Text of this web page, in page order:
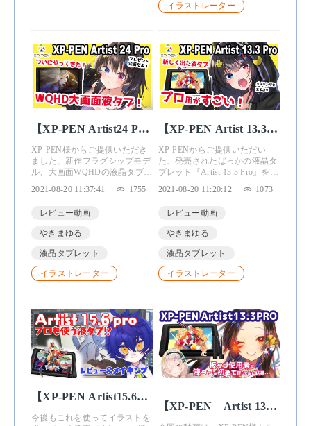
イラストレーター
【XP-PEN Artist24 Pro
レビュー】WQHD大画
面なのに安い液タブが
やってきた！！【プレ
ゼント企画】【イラス
トメイキング付き】
XP-PEN様からご提供いただき
ました、新作フラグシップモデ
ル、大画面WQHDの液晶タブレ
します！
2021-08-20 11:37:41 1755
レビュー動画
やきまゆる
液晶タブレット
イラストレーター
【XP-PEN Artist 13.3
Pro レビュー】新作液
タブ！プロモデルの性
能がすごい！【イラス
トメイキング付き】
XP-PENからご提供いただい
た、発売されたばっかの液晶タ
ブレット『Artist 13.3 Pro』をレ
Artistシリーズのプロモデルが
してすごい良くなったのに、お
値段は安くてびっくり
2021-08-20 11:20:12 1073
レビュー動画
やきまゆる
液晶タブレット
イラストレーター
【XP-PEN Artist15.6
Pro】プロも使う液タ
今後もこれを使ってイラストを
【XP-PEN Artist 13.3
PROレビュー】液タブ